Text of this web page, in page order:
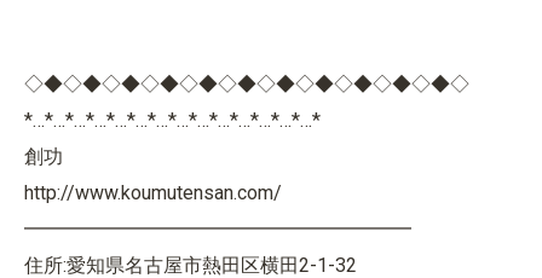
◇◆◇◆◇◆◇◆◇◆◇◆◇◆◇◆◇◆◇◆◇◆◇
*…*…*…*…*…*…*…*…*…*…*…*…*…*…*
創功
http://www.koumutensan.com/
━━━━━━━━━━━━━━━━━━━━
住所:愛知県名古屋市熱田区横田2-1-32